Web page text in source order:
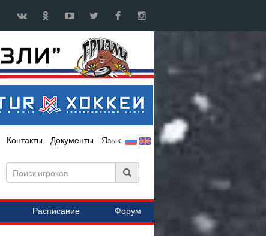
Контакты Документы Язык:
Расписание Форум